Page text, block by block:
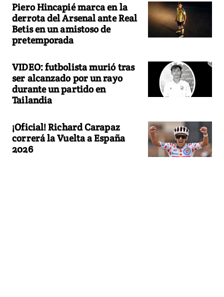
Piero Hincapié marca en la
derrota del Arsenal ante Real
Betis en un amistoso de
pretemporada
VIDEO: futbolista murió tras
ser alcanzado por un rayo
durante un partido en
Tailandia
¡Oficial! Richard Carapaz
correrá la Vuelta a España
2026